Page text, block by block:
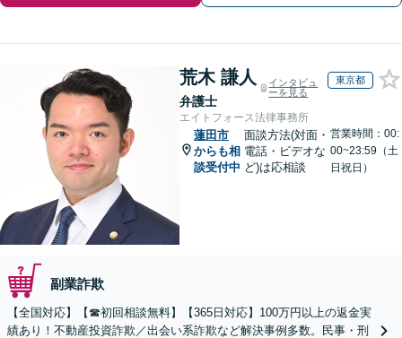
荒木 謙人
弁護士
インタビュ
ーを見る
東京都
エイトフォース法律事務所
蓮田市
からも相
談受付中
面談方法(対面・
電話・ビデオな
ど)は応相談
営業時間：00:
00~23:59（土
日祝日）
副業詐欺
【全国対応】【☎︎初回相談無料】【365日対応】100万円以上の返金実
績あり！不動産投資詐欺／出会い系詐欺など解決事例多数。民事・刑